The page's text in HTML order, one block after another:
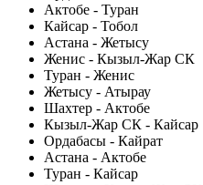
Актобе - Туран
Кайсар - Тобол
Астана - Жетысу
Женис - Кызыл-Жар СК
Туран - Женис
Жетысу - Атырау
Шахтер - Актобе
Кызыл-Жар СК - Кайсар
Ордабасы - Кайрат
Астана - Актобе
Туран - Кайсар